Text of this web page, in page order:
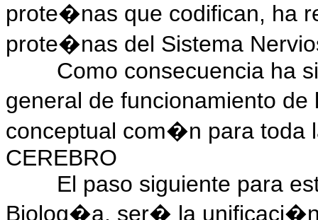
prote�nas que codifican, ha
prote�nas del Sistema
Como consecuencia ha
general de funcionamiento
conceptual com�n para toda
CEREBRO
El paso siguiente para
Biolog�a, ser� la